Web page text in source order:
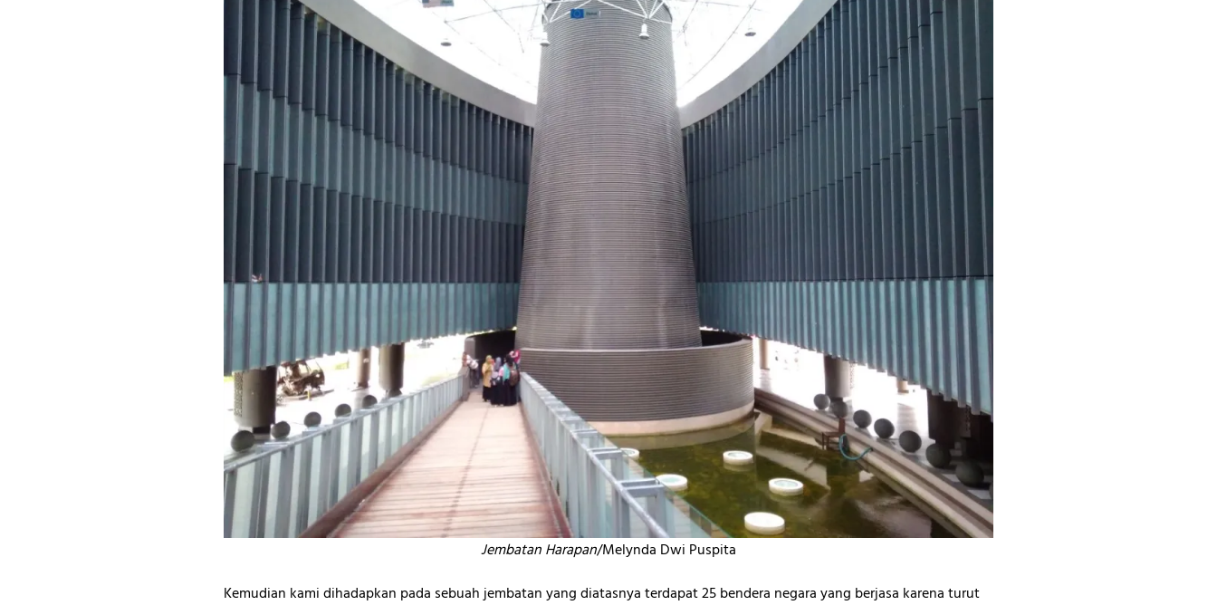
Jembatan Harapan/Melynda Dwi Puspita
Kemudian kami dihadapkan pada sebuah jembatan yang diatasnya terdapat 25 bendera negara yang berjasa karena turut